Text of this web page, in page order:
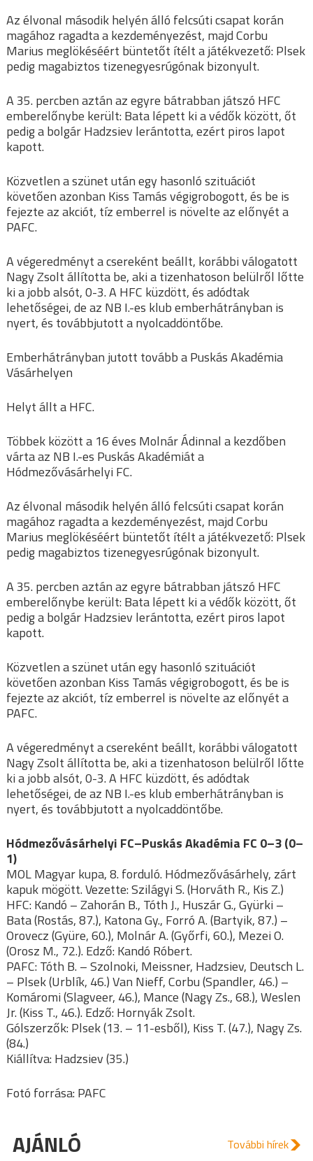
Az élvonal második helyén álló felcsúti csapat korán
magához ragadta a kezdeményezést, majd Corbu
Marius meglökéséért büntetőt ítélt a játékvezető: Plsek
pedig magabiztos tizenegyesrúgónak bizonyult.
A 35. percben aztán az egyre bátrabban játszó HFC
emberelőnybe került: Bata lépett ki a védők között, őt
pedig a bolgár Hadzsiev lerántotta, ezért piros lapot
kapott.
Közvetlen a szünet után egy hasonló szituációt
követően azonban Kiss Tamás végigrobogott, és be is
fejezte az akciót, tíz emberrel is növelte az előnyét a
PAFC.
A végeredményt a csereként beállt, korábbi válogatott
Nagy Zsolt állította be, aki a tizenhatoson belülről lőtte
ki a jobb alsót, 0-3. A HFC küzdött, és adódtak
lehetőségei, de az NB I.-es klub emberhátrányban is
nyert, és továbbjutott a nyolcaddöntőbe.
Emberhátrányban jutott tovább a Puskás Akadémia
Vásárhelyen
Helyt állt a HFC.
Többek között a 16 éves Molnár Ádinnal a kezdőben
várta az NB I.-es Puskás Akadémiát a
Hódmezővásárhelyi FC.
Az élvonal második helyén álló felcsúti csapat korán
magához ragadta a kezdeményezést, majd Corbu
Marius meglökéséért büntetőt ítélt a játékvezető: Plsek
pedig magabiztos tizenegyesrúgónak bizonyult.
A 35. percben aztán az egyre bátrabban játszó HFC
emberelőnybe került: Bata lépett ki a védők között, őt
pedig a bolgár Hadzsiev lerántotta, ezért piros lapot
kapott.
Közvetlen a szünet után egy hasonló szituációt
követően azonban Kiss Tamás végigrobogott, és be is
fejezte az akciót, tíz emberrel is növelte az előnyét a
PAFC.
A végeredményt a csereként beállt, korábbi válogatott
Nagy Zsolt állította be, aki a tizenhatoson belülről lőtte
ki a jobb alsót, 0-3. A HFC küzdött, és adódtak
lehetőségei, de az NB I.-es klub emberhátrányban is
nyert, és továbbjutott a nyolcaddöntőbe.
Hódmezővásárhelyi FC–Puskás Akadémia FC 0–3 (0–
1)
MOL Magyar kupa, 8. forduló. Hódmezővásárhely, zárt
kapuk mögött. Vezette: Szilágyi S. (Horváth R., Kis Z.)
HFC: Kandó – Zahorán B., Tóth J., Huszár G., Gyürki –
Bata (Rostás, 87.), Katona Gy., Forró A. (Bartyik, 87.) –
Orovecz (Gyüre, 60.), Molnár A. (Győrfi, 60.), Mezei O.
(Orosz M., 72.). Edző: Kandó Róbert.
PAFC: Tóth B. – Szolnoki, Meissner, Hadzsiev, Deutsch L.
– Plsek (Urblík, 46.) Van Nieff, Corbu (Spandler, 46.) –
Komáromi (Slagveer, 46.), Mance (Nagy Zs., 68.), Weslen
Jr. (Kiss T., 46.). Edző: Hornyák Zsolt.
Gólszerzők: Plsek (13. – 11-esből), Kiss T. (47.), Nagy Zs.
(84.)
Kiállítva: Hadzsiev (35.)
Fotó forrása: PAFC
AJÁNLÓ További hírek